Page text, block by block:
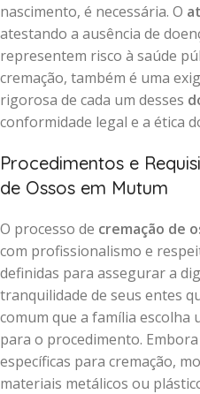
nascimento, é necessária. O
atestando a ausência de
representem risco à saúde
cremação, também é uma
rigorosa de cada um desses
conformidade legal e a ética
Procedimentos e
de Ossos em Mutum
O processo de cremação de
com profissionalismo e
definidas para assegurar a
tranquilidade de seus entes
comum que a família escolha
para o procedimento.
específicas para cremação,
materiais metálicos ou